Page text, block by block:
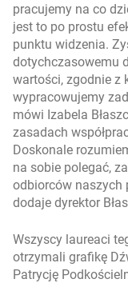
pracujemy na co
jest to po prostu
punktu widzenia.
dotychczasowemu
wartości, zgodnie z
wypracowujemy
mówi Izabela
zasadach
Doskonale
na sobie polegać,
odbiorców naszych
dodaje dyrektor
Wszyscy laureaci
otrzymali grafikę
Patrycję